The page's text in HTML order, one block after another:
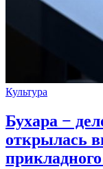
Культура
Бухара −
открылась